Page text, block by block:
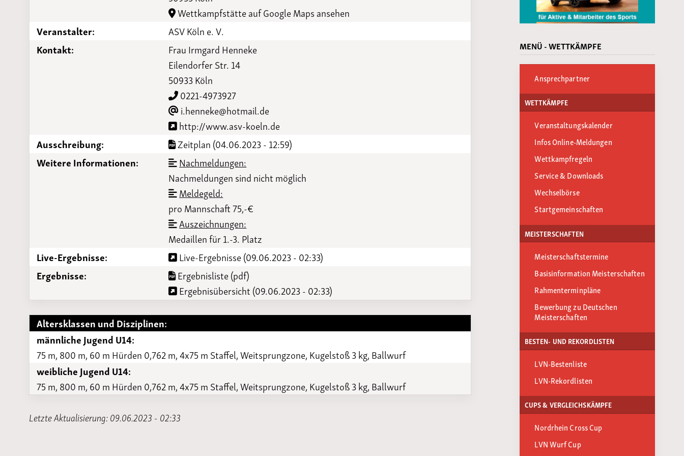
LSB-
Laufveranstaltertagungen
2023
Wettkampfstätte auf Google Maps ansehen
Veranstalter:
ASV Köln e. V.
Kontakt:
Frau Irmgard Henneke
Eilendorfer Str. 14
50933 Köln
0221-4973927
i.henneke@hotmail.de
http://www.asv-koeln.de
Ausschreibung:
Zeitplan (04.06.2023 - 12:59)
Weitere Informationen:
Nachmeldungen:
Nachmeldungen sind nicht möglich
Meldegeld:
pro Mannschaft 75,-€
Auszeichnungen:
Medaillen für 1.-3. Platz
Live-Ergebnisse:
Live-Ergebnisse (09.06.2023 - 02:33)
Ergebnisse:
Ergebnisliste (pdf)
Ergebnisübersicht (09.06.2023 - 02:33)
Altersklassen und Disziplinen:
männliche Jugend U14:
75 m, 800 m, 60 m Hürden 0,762 m, 4x75 m Staffel, Weitsprungzone, Kugelstoß 3 kg, Ballwurf
weibliche Jugend U14:
75 m, 800 m, 60 m Hürden 0,762 m, 4x75 m Staffel, Weitsprungzone, Kugelstoß 3 kg, Ballwurf
Letzte Aktualisierung: 09.06.2023 - 02:33
MENÜ - WETTKÄMPFE
Ansprechpartner
WETTKÄMPFE
Veranstaltungskalender
Infos Online-Meldungen
Wettkampfregeln
Service & Downloads
Wechselbörse
Startgemeinschaften
MEISTERSCHAFTEN
Meisterschaftstermine
Basisinformation Meisterschaften
Rahmenterminpläne
Bewerbung zu Deutschen
Meisterschaften
BESTEN- UND REKORDLISTEN
LVN-Bestenliste
LVN-Rekordlisten
CUPS & VERGLEICHSKÄMPFE
Nordrhein Cross Cup
LVN Wurf Cup